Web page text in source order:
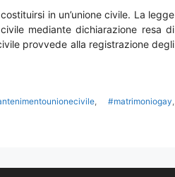
in un’unione civile. La legge
mediante dichiarazione resa di
provvede alla registrazione degli
,#matrimoniogay,